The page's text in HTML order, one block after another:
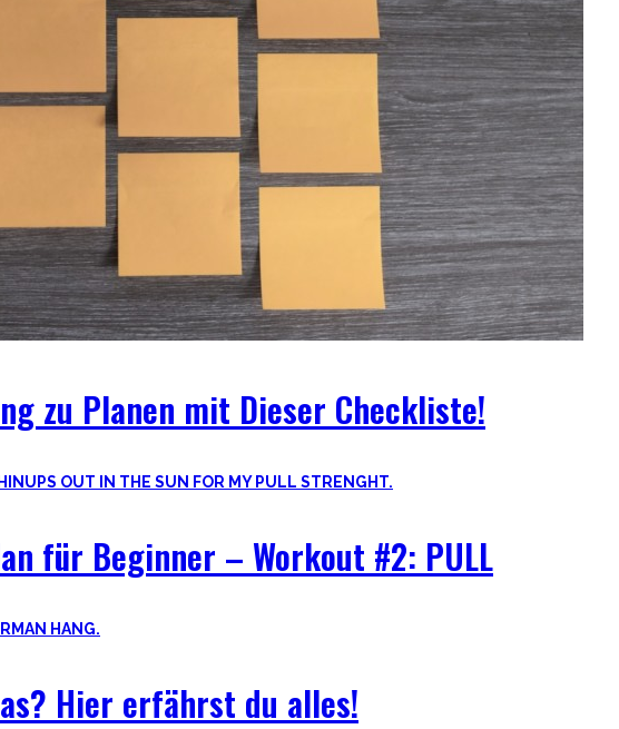
zu Planen mit Dieser Checkliste!
für Beginner – Workout #2: PULL
Hier erfährst du alles!